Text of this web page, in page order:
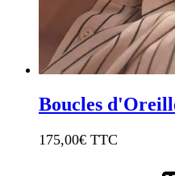
Boucles
175,00€ TTC